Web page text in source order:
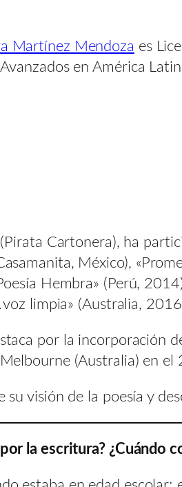
Martínez Mendoza es
en América
Cartonera), ha
México),
Hembra» (Perú,
voz limpia» (Australia,
por la incorporación
(Australia) en el
su visión de la poesía y
la escritura? ¿Cuándo